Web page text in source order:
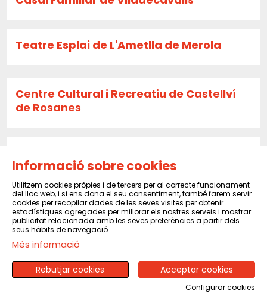
Teatre Esplai de L'Ametlla de Merola
Centre Cultural i Recreatiu de Castellví
de Rosanes
Sala El Sindicat de Balsareny
CENTRE CULTURAL I RECREATIU DE PINEDA
DE MAR
Informació sobre cookies
Utilitzem cookies pròpies i de tercers per al correcte funcionament
del lloc web, i si ens dona el seu consentiment, també farem servir
cookies per recopilar dades de les seves visites per obtenir
estadístiques agregades per millorar els nostres serveis i mostrar
publicitat relacionada amb les seves preferències a partir dels
seus hàbits de navegació.
Més informació
Acceptar cookies
Rebutjar cookies
Configurar cookies